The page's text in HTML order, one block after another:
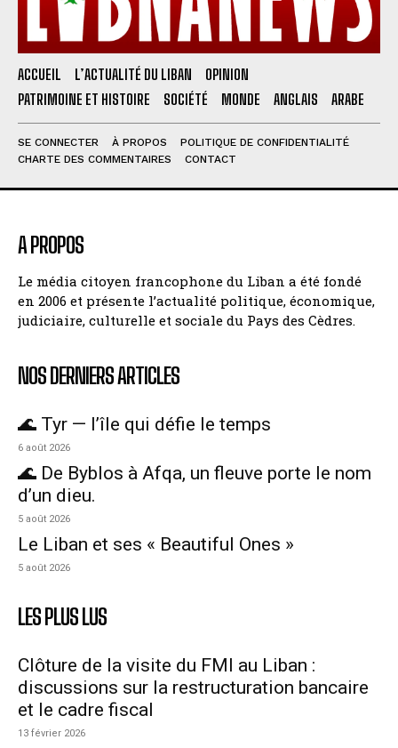
ACCUEIL L’ACTUALITÉ DU LIBAN
OPINION
PATRIMOINE ET HISTOIRE
SOCIÉTÉ MONDE ANGLAIS ARABE
SE CONNECTER À PROPOS
POLITIQUE DE CONFIDENTIALITÉ
CHARTE DES COMMENTAIRES
CONTACT
A PROPOS
Le média citoyen francophone du Liban a été fondé
en 2006 et présente l’actualité politique, économique,
judiciaire, culturelle et sociale du Pays des Cèdres.
NOS DERNIERS ARTICLES
🌊 Tyr — l’île qui défie le temps
6 août 2026
🌊 De Byblos à Afqa, un fleuve porte le nom
d’un dieu.
5 août 2026
Le Liban et ses « Beautiful Ones »
5 août 2026
LES PLUS LUS
Clôture de la visite du FMI au Liban :
discussions sur la restructuration bancaire
et le cadre fiscal
13 février 2026